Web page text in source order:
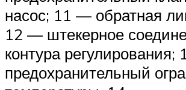
насос; 11 — обратная
12 — штекерное
контура
предохранительный